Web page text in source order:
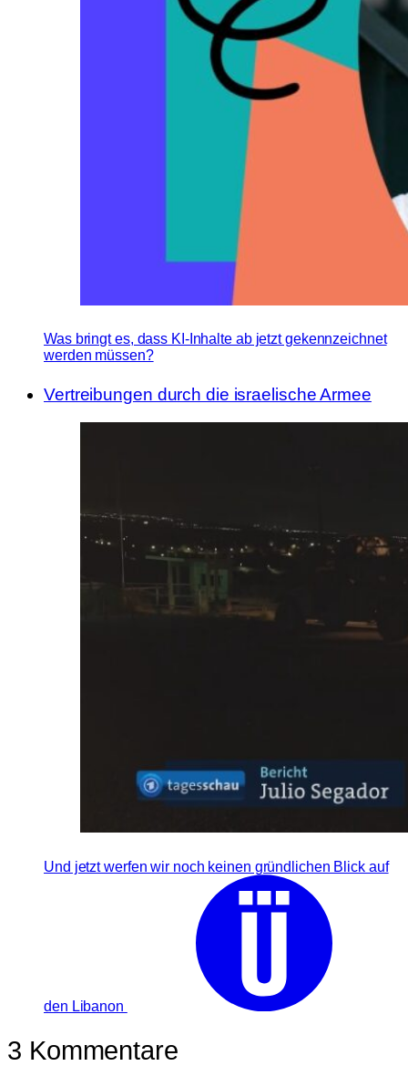
Was bringt es, dass KI-Inhalte ab jetzt gekennzeichnet
werden müssen?
Vertreibungen durch die israelische Armee
Und jetzt werfen wir noch keinen gründlichen Blick auf
den Libanon
3 Kommentare